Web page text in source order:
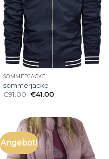
SOMMERJACKE
sommerjacke
€91.00 €41.00
Angebot!